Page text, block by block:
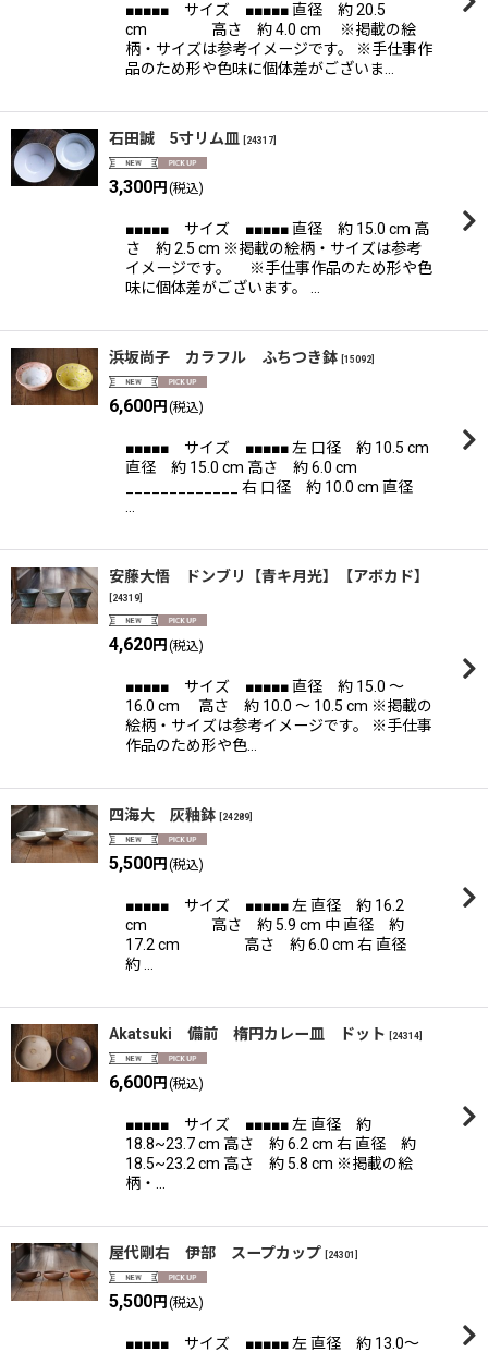
■■■■■ サイズ ■■■■■ 直径 約 20.5
cm 高さ 約 4.0 cm ※掲載の絵
柄・サイズは参考イメージです。 ※手仕事作
品のため形や色味に個体差がございま…
石田誠 5寸リム皿 24317
3,300円 (税込)
■■■■■ サイズ ■■■■■ 直径 約 15.0 cm 高
さ 約 2.5 cm ※掲載の絵柄・サイズは参考
イメージです。 ※手仕事作品のため形や色
味に個体差がございます。 …
浜坂尚子 カラフル ふちつき鉢 15092
6,600円 (税込)
■■■■■ サイズ ■■■■■ 左 口径 約 10.5 cm
直径 約 15.0 cm 高さ 約 6.0 cm
_____________ 右 口径 約 10.0 cm 直径
…
安藤大悟 ドンブリ【青キ月光】【アボカド】
24319
4,620円 (税込)
■■■■■ サイズ ■■■■■ 直径 約 15.0 〜
16.0 cm 高さ 約 10.0 〜 10.5 cm ※掲載の
絵柄・サイズは参考イメージです。 ※手仕事
作品のため形や色…
四海大 灰釉鉢 24289
5,500円 (税込)
■■■■■ サイズ ■■■■■ 左 直径 約 16.2
cm 高さ 約 5.9 cm 中 直径 約
17.2 cm 高さ 約 6.0 cm 右 直径
約 …
Akatsuki 備前 楕円カレー皿 ドット 24314
6,600円 (税込)
■■■■■ サイズ ■■■■■ 左 直径 約
18.8~23.7 cm 高さ 約 6.2 cm 右 直径 約
18.5~23.2 cm 高さ 約 5.8 cm ※掲載の絵
柄・…
屋代剛右 伊部 スープカップ 24301
5,500円 (税込)
■■■■■ サイズ ■■■■■ 左 直径 約 13.0〜